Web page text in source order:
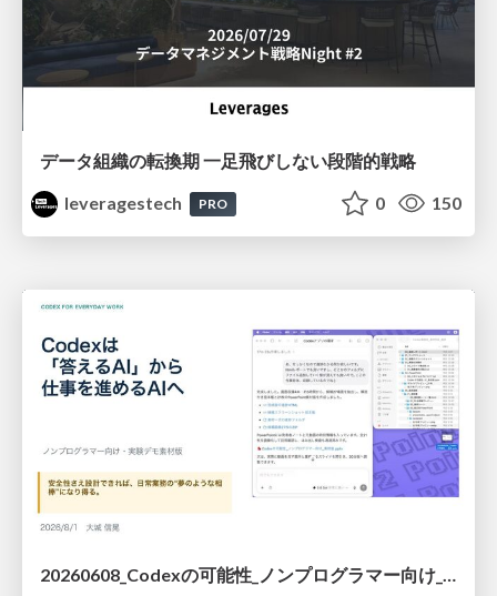
データ組織の転換期 一足飛びしない段階的戦略
leveragestech
PRO 0 150